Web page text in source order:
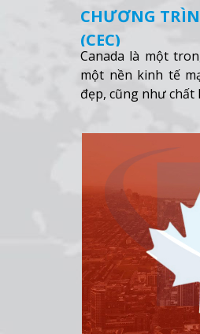
CHƯƠNG
(CEC)
Canada là một
một nền kinh tế
đẹp, cũng như chất